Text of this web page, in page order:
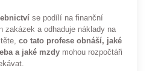
se podílí na finanční
zakázek a odhaduje náklady na
co tato profese obnáší, jaké
a jaké mzdy mohou rozpočtáři